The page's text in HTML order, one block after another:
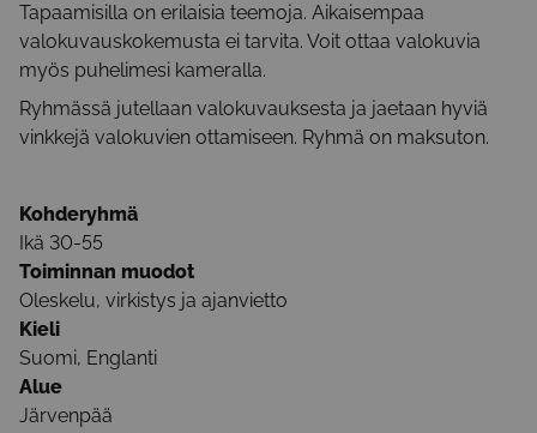
Tapaamisilla on erilaisia teemoja. Aikaisempaa
valokuvauskokemusta ei tarvita. Voit ottaa valokuvia
myös puhelimesi kameralla.
Ryhmässä jutellaan valokuvauksesta ja jaetaan hyviä
vinkkejä valokuvien ottamiseen. Ryhmä on maksuton.
Kohderyhmä
Ikä 30-55
Toiminnan muodot
Oleskelu, virkistys ja ajanvietto
Kieli
Suomi, Englanti
Alue
Järvenpää